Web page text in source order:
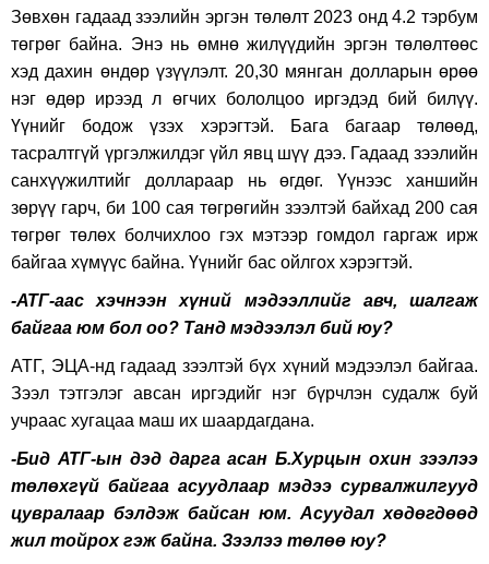
Зөвхөн гадаад зээлийн эргэн төлөлт 2023 онд 4.2 тэрбум
төгрөг байна. Энэ нь өмнө жилүүдийн эргэн төлөлтөөс
хэд дахин өндөр үзүүлэлт. 20,30 мянган долларын өрөө
нэг өдөр ирээд л өгчих бололцоо иргэдэд бий билүү.
Үүнийг бодож үзэх хэрэгтэй. Бага багаар төлөөд,
тасралтгүй үргэлжилдэг үйл явц шүү дээ. Гадаад зээлийн
санхүүжилтийг доллараар нь өгдөг. Үүнээс ханшийн
зөрүү гарч, би 100 сая төгрөгийн зээлтэй байхад 200 сая
төгрөг төлөх болчихлоо гэх мэтээр гомдол гаргаж ирж
байгаа хүмүүс байна. Үүнийг бас ойлгох хэрэгтэй.
-АТГ-аас хэчнээн хүний мэдээллийг авч, шалгаж
байгаа юм бол оо? Танд мэдээлэл бий юу?
АТГ, ЭЦА-нд гадаад зээлтэй бүх хүний мэдээлэл байгаа.
Зээл тэтгэлэг авсан иргэдийг нэг бүрчлэн судалж буй
учраас хугацаа маш их шаардагдана.
-Бид АТГ-ын дэд дарга асан Б.Хурцын охин зээлээ
төлөхгүй байгаа асуудлаар мэдээ сурвалжилгууд
цувралаар бэлдэж байсан юм. Асуудал хөдөгдөөд
жил тойрох гэж байна. Зээлээ төлөө юу?